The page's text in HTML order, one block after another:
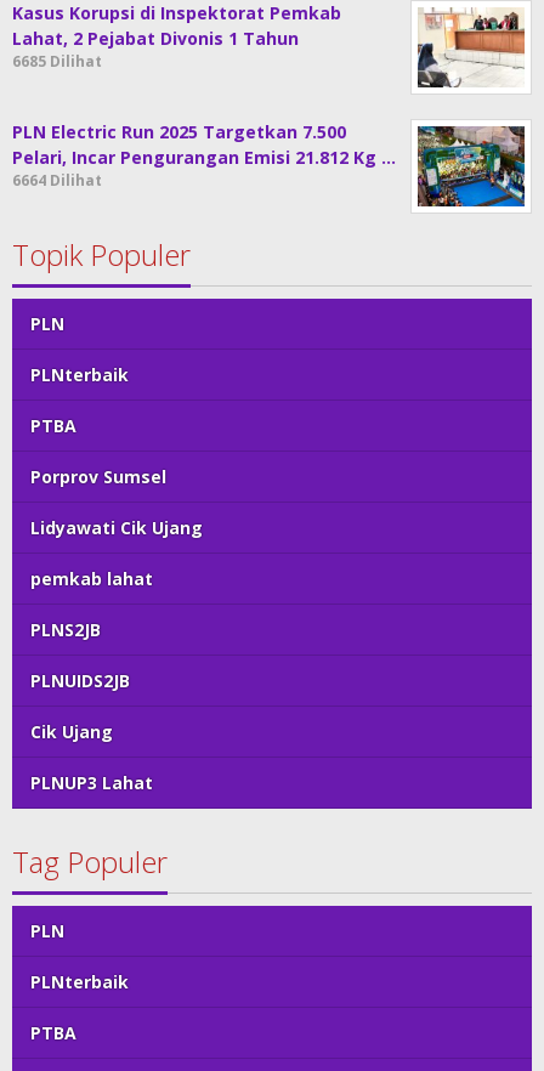
Kasus Korupsi di Inspektorat Pemkab
Lahat, 2 Pejabat Divonis 1 Tahun
6685 Dilihat
PLN Electric Run 2025 Targetkan 7.500
Pelari, Incar Pengurangan Emisi 21.812 Kg …
6664 Dilihat
Topik Populer
PLN
PLNterbaik
PTBA
Porprov Sumsel
Lidyawati Cik Ujang
pemkab lahat
PLNS2JB
PLNUIDS2JB
Cik Ujang
PLNUP3 Lahat
Tag Populer
PLN
PLNterbaik
PTBA